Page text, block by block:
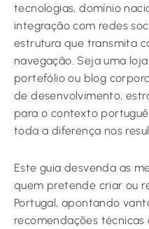
tecnologias, domínio
integração com redes
estrutura que transmita
navegação. Seja uma
portefólio ou blog
de desenvolvimento,
para o contexto
toda a diferença nos
Este guia desvenda as
quem pretende criar ou
Portugal, apontando
recomendações